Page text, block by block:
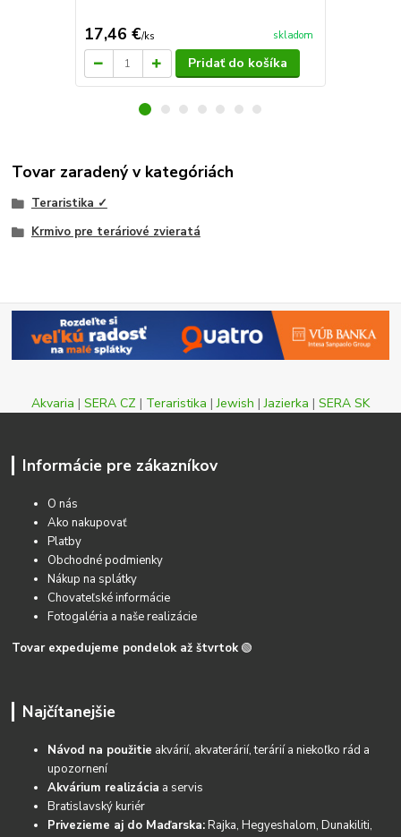
17,46 €/ks skladom
Pridať do košíka
Tovar zaradený v kategóriách
Teraristika ✓
Krmivo pre teráriové zvieratá
Akvaria | SERA CZ | Teraristika |Jewish |Jazierka | SERA SK
Informácie pre zákazníkov
O nás
Ako nakupovať
Platby
Obchodné podmienky
Nákup na splátky
Chovateľské informácie
Fotogaléria a naše realizácie
Tovar expedujeme pondelok až štvrtok 🟢
Najčítanejšie
Návod na použitie akvárií, akvaterárií, terárií a niekoľko rád a
upozornení
Akvárium realizácia a servis
Bratislavský kuriér
Privezieme aj do Maďarska:Rajka, Hegyeshalom, Dunakiliti,